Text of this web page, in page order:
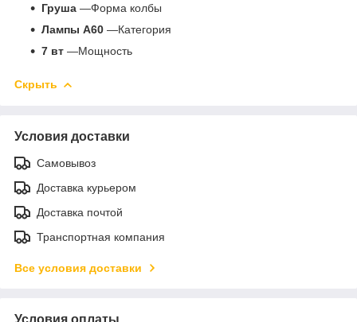
Груша —Форма колбы
Лампы А60 —Категория
7 вт —Мощность
Скрыть
Условия доставки
Самовывоз
Доставка курьером
Доставка почтой
Транспортная компания
Все условия доставки
Условия оплаты